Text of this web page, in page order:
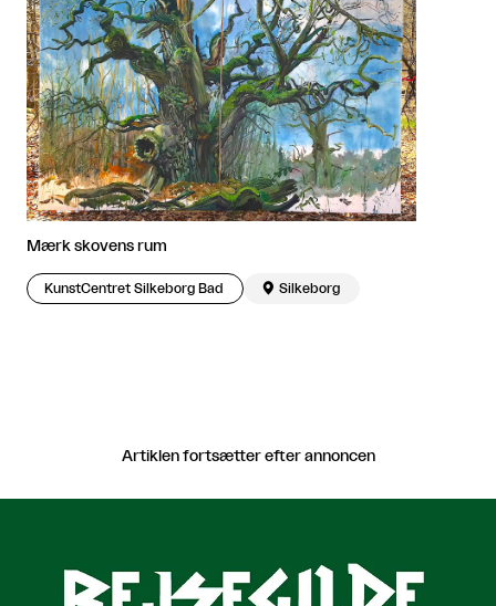
Mærk skovens rum
KunstCentret Silkeborg Bad  Silkeborg
Artiklen fortsætter efter annoncen